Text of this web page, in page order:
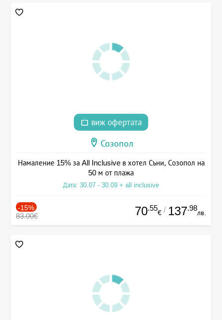
виж офертата
Созопол
Намаление 15% за All Inclusive в хотел Съни, Созопол на
50 м от плажа
Дата: 30.07 - 30.09 + all inclusive
-15%
83.00€ 70.55
€ / 137.98
лв.